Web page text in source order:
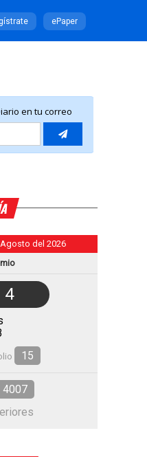
ePaper
del 2026
15
4007